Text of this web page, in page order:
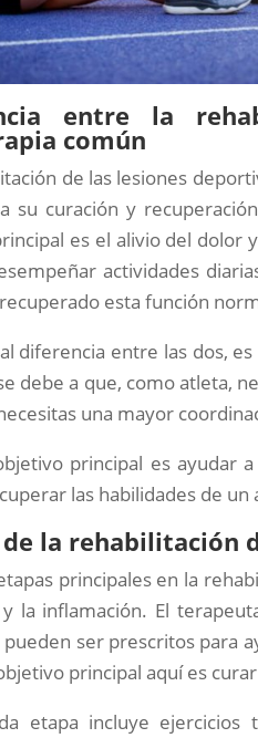
entre la
común
de las lesiones
su curación y
es el alivio del dolor
actividades
esta función
diferencia entre las dos,
debe a que, como atleta,
una mayor
principal es ayudar
las habilidades de un
de la rehabilitación
principales en la
la inflamación. El
pueden ser prescritos para
principal aquí es
etapa incluye